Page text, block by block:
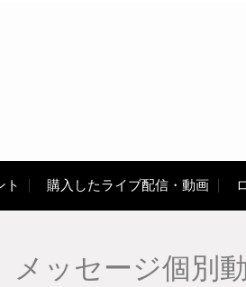
ト 購入したライブ配信・動画
メッセージ個別